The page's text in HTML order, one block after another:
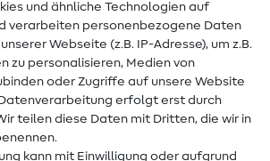
und ähnliche Technologien auf
verarbeiten personenbezogene Daten
Webseite (z.B. IP-Adresse), um z.B.
zu personalisieren, Medien von
oder Zugriffe auf unsere Website
erfolgt erst durch
teilen diese Daten mit Dritten, die wir in
kann mit Einwilligung oder aufgrund